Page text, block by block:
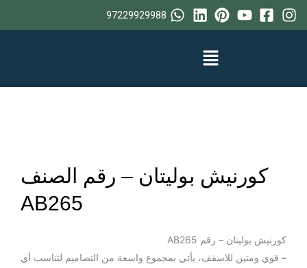
تخطي
إلى
97229929988
كورنيش بوليتان – رقم الصنف
AB265
كورنيش بوليتان – رقم AB265
– قوي ومتين للاسقف، يأتي بمجموع واسعة من التصاميم لتناسب أي